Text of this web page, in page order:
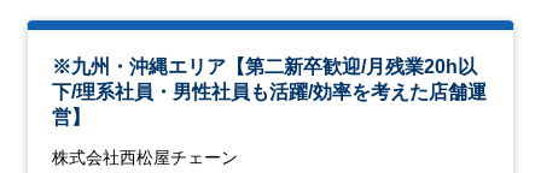
※九州・沖縄エリア【第二新卒歓迎/月残業20h以
下/理系社員・男性社員も活躍/効率を考えた店舗運
営】
株式会社西松屋チェーン